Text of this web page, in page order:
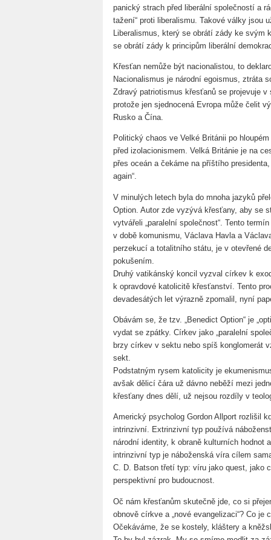
panický strach před liberální společností a
tažení“ proti liberalismu. Takové války jsou
Liberalismus, který se obrátí zády ke svým
se obrátí zády k principům liberální
Křesťan nemůže být nacionalistou, to
Nacionalismus je národní egoismus, ztráta
Zdravý patriotismus křesťanů se projevuje
protože jen sjednocená Evropa může čelit
Rusko a Čína.
Politický chaos ve Velké Británii po
před izolacionismem. Velká Británie je na
přes oceán a čekáme na příštího
again“.
V minulých letech byla do mnoha jazyků
Option. Autor zde vyzývá křesťany, aby se
vytvářeli „paralelní společnost“. Tento
v době komunismu, Václava Havla a
perzekucí a totalitního státu, je v otevřené
pokušením.
Druhý vatikánský koncil vyzval církev k
k opravdové katolicitě křesťanství. Tento
devadesátých let výrazně zpomalil, nyní
Obávám se, že tzv. „Benedict Option“ je
vydat se zpátky. Církev jako „paralelní
brzy církev v sektu nebo spíš konglomerát
sekt.
Podstatným rysem katolicity je
avšak dělicí čára už dávno neběží mezi
křesťany dnes dělí, už nejsou rozdíly v
Americký psycholog Gordon Allport rozlišil
intrinzivní. Extrinzivní typ používá
národní identity, k obraně kulturních hodnot
intrinzivní typ je náboženská víra cílem
C. D. Batson třetí typ: víru jako quest, jako
perspektivní pro budoucnost.
Oč nám křesťanům skutečně jde, co si
obnově církve a „nové evangelizaci“? Co
Očekáváme, že se kostely, kláštery a